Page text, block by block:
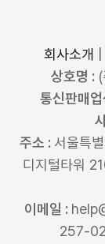
회사소개
상호명 :
통신판매
주소 : 서울특
디지털타워
이메일 :
257-